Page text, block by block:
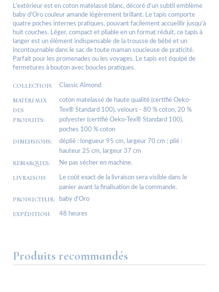
L’extérieur est en coton matelassé blanc, décoré d’un subtil emblème
baby d’Oro couleur amande légèrement brillant. Le tapis comporte
quatre poches internes pratiques, pouvant facilement accueillir jusqu’à
huit couches. Léger, compact et pliable en un format réduit, ce tapis à
langer est un élément indispensable de la trousse de bébé et un
incontournable dans le sac de toute maman soucieuse de praticité.
Parfait pour les promenades ou les voyages. Le tapis est équipé de
fermetures à bouton avec boucles pratiques.
COLLECTION: Classic Almond
MATÉRIAUX
DES
PRODUITS:
coton matelassé de haute qualité (certifié Oeko-
Tex® Standard 100), velours - 80 % coton, 20 %
polyester (certifié Oeko-Tex® Standard 100),
poches 100 % coton
DIMENSIONS:
déplié : longueur 95 cm, largeur 70 cm ; plié :
hauteur 25 cm, largeur 37 cm
REMARQUES: Ne pas sécher en machine.
LIVRAISON:
Le coût exact de la livraison sera visible dans le
panier avant la finalisation de la commande.
PRODUCTEUR: baby d’Oro
EXPÉDITION: 48 heures
Produits recommandés